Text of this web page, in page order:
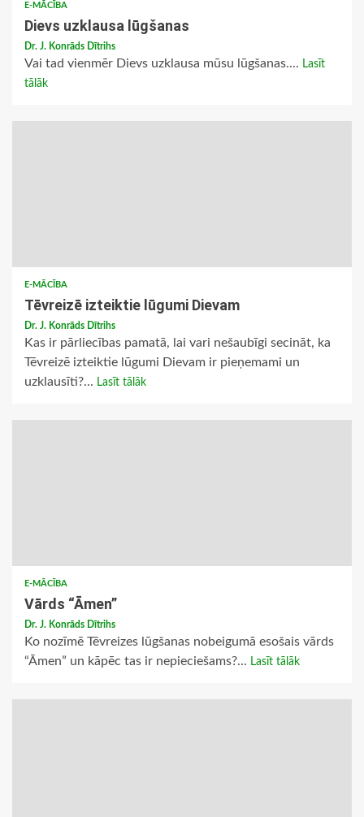
E-MĀCĪBA
Dievs uzklausa lūgšanas
Dr. J. Konrāds Dītrihs
Vai tad vienmēr Dievs uzklausa mūsu lūgšanas.... Lasīt
tālāk
E-MĀCĪBA
Tēvreizē izteiktie lūgumi Dievam
Dr. J. Konrāds Dītrihs
Kas ir pārliecības pamatā, lai vari nešaubīgi secināt, ka
Tēvreizē izteiktie lūgumi Dievam ir pieņemami un
uzklausīti?... Lasīt tālāk
E-MĀCĪBA
Vārds “Āmen”
Dr. J. Konrāds Dītrihs
Ko nozīmē Tēvreizes lūgšanas nobeigumā esošais vārds
“Āmen” un kāpēc tas ir nepieciešams?... Lasīt tālāk